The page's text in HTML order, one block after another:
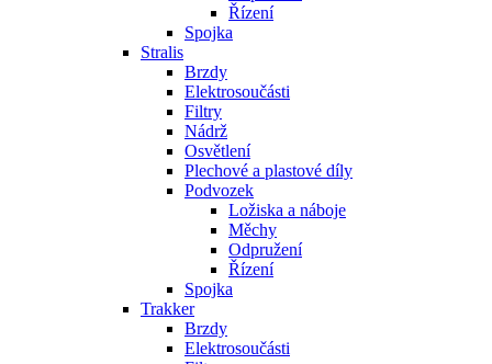
Řízení
Spojka
Stralis
Brzdy
Elektrosoučásti
Filtry
Nádrž
Osvětlení
Plechové a plastové díly
Podvozek
Ložiska a náboje
Měchy
Odpružení
Řízení
Spojka
Trakker
Brzdy
Elektrosoučásti